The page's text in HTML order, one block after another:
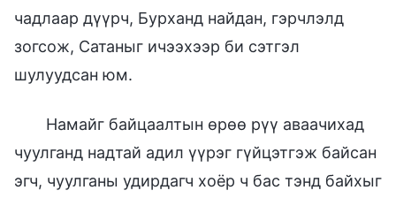
чадлаар дүүрч, Бурханд найдан, гэрчлэлд
зогсож, Сатаныг ичээхээр би сэтгэл
шулуудсан юм.
Намайг байцаалтын өрөө рүү аваачихад
чуулганд надтай адил үүрэг гүйцэтгэж байсан
эгч, чуулганы удирдагч хоёр ч бас тэнд байхыг